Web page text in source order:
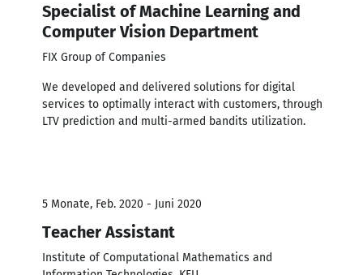
Specialist of Machine Learning and
Computer Vision Department
FIX Group of Companies
We developed and delivered solutions for digital
services to optimally interact with customers, through
LTV prediction and multi-armed bandits utilization.
5 Monate, Feb. 2020 - Juni 2020
Teacher Assistant
Institute of Computational Mathematics and